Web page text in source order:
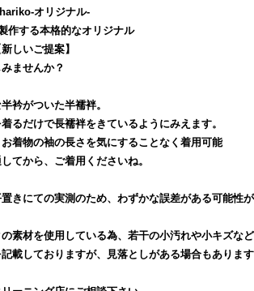
オリジナル-
作する本格的なオリジナル
しいご提案】
ませんか？
衿がついた半襦袢。
るだけで長襦袢をきているようにみえます。
着物の袖の長さを気にすることなく着用可能
てから、ご着用くださいね。
きにての実測のため、わずかな誤差がある可能性が
素材を使用している為、若干の小汚れや小キズなど
載しておりますが、見落としがある場合もありま